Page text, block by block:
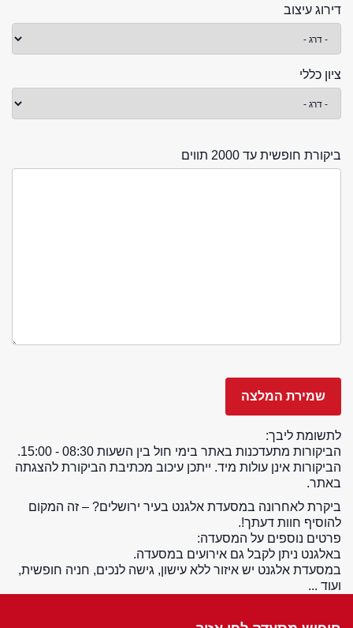
דירוג עיצוב
ציון כללי
ביקורת חופשית עד 2000 תווים
לתשומת ליבך:
הביקורות מתעדכנות באתר בימי חול בין השעות 08:30 - 15:00.
הביקורות אינן עולות מיד. ייתכן עיכוב מכתיבת הביקורת להצגתה
באתר.
ביקרת לאחרונה במסעדת אלגנט בעיר ירושלים? – זה המקום
להוסיף חוות דעתך!.
פרטים נוספים על המסעדה:
באלגנט ניתן לקבל גם אירועים במסעדה.
במסעדת אלגנט יש איזור ללא עישון, גישה לנכים, חניה חופשית,
ועוד ...